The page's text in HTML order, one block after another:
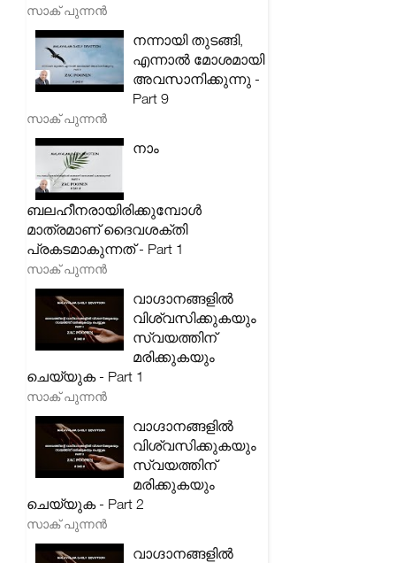
സാക് പുന്നൻ
നന്നായി തുടങ്ങി,
എന്നാൽ മോശമായി
അവസാനിക്കുന്നു -
Part 9
സാക് പുന്നൻ
നാം
ബലഹീനരായിരിക്കുമ്പോൾ
മാത്രമാണ് ദൈവശക്തി
പ്രകടമാകുന്നത് - Part 1
സാക് പുന്നൻ
വാഗ്ദാനങ്ങളിൽ
വിശ്വസിക്കുകയും
സ്വയത്തിന്
മരിക്കുകയും
ചെയ്യുക - Part 1
സാക് പുന്നൻ
വാഗ്ദാനങ്ങളിൽ
വിശ്വസിക്കുകയും
സ്വയത്തിന്
മരിക്കുകയും
ചെയ്യുക - Part 2
സാക് പുന്നൻ
വാഗ്ദാനങ്ങളിൽ